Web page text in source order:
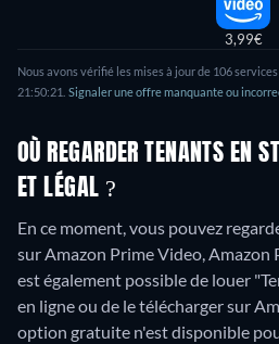
3,99€
Nous avons vérifié les mises à jour de 106
21:50:21. Signaler une offre manquante ou
OÙ REGARDER TENANTS EN
ET LÉGAL ?
En ce moment, vous pouvez
sur Amazon Prime Video, Amazon
est également possible de louer
en ligne ou de le télécharger sur
option gratuite n'est disponible